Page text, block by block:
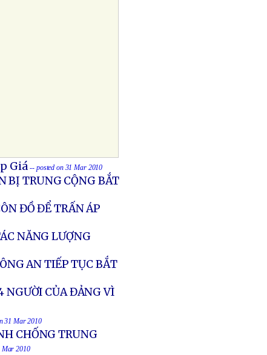
Giá -- posted on 31 Mar 2010
BỊ TRUNG CỘNG BẮT
ĐỒ ĐỂ TRẤN ÁP
NĂNG LƯỢNG
AN TIẾP TỤC BẮT
NGƯỜI CỦA ĐẢNG VÌ
31 Mar 2010
CHỐNG TRUNG
Mar 2010